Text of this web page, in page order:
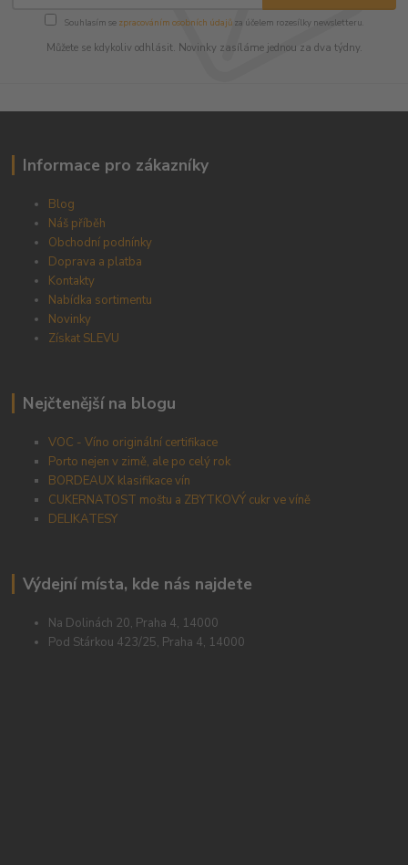
Souhlasím se zpracováním osobních údajůza účelem rozesílky newsletteru.
Můžete se kdykoliv odhlásit. Novinky zasíláme jednou za dva týdny.
Informace pro zákazníky
Blog
Náš příběh
Obchodní podnínky
Doprava a platba
Kontakty
Nabídka sortimentu
Novinky
Získat SLEVU
Nejčtenější na blogu
VOC - Víno originální certifikace
Porto nejen v zimě, ale po celý rok
BORDEAUX klasifikace vín
CUKERNATOST moštu a ZBYTKOVÝ cukr ve víně
DELIKATESY
Výdejní místa, kde nás najdete
Na Dolinách 20, Praha 4, 14000
Pod Stárkou 423/25, Praha 4, 14000